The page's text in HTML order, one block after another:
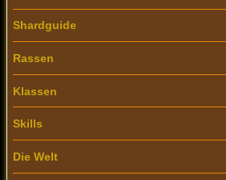
Shardguide
Rassen
Klassen
Skills
Die Welt